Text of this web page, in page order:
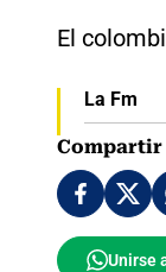
El
La Fm
Compartir
Unirse